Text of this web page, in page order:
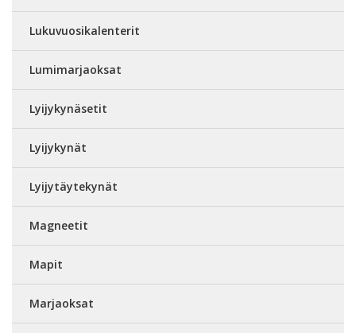
Lukuvuosikalenterit
Lumimarjaoksat
Lyijykynäsetit
Lyijykynät
Lyijytäytekynät
Magneetit
Mapit
Marjaoksat